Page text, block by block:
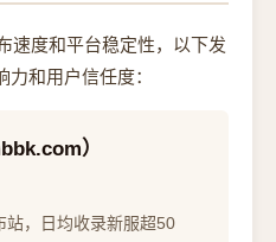
速度和平台稳定性，以下发
和用户信任度：
）
站，日均收录新服超50